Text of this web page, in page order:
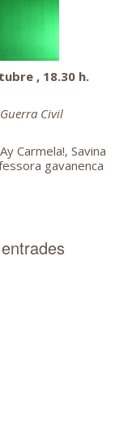
, 18.30 h.
Civil
Carmela!, Savina
gavanenca